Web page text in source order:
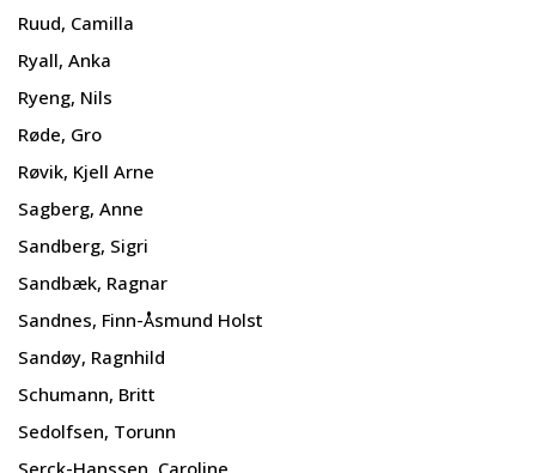
Ruud, Camilla
Ryall, Anka
Ryeng, Nils
Røde, Gro
Røvik, Kjell Arne
Sagberg, Anne
Sandberg, Sigri
Sandbæk, Ragnar
Sandnes, Finn-Åsmund Holst
Sandøy, Ragnhild
Schumann, Britt
Sedolfsen, Torunn
Serck-Hanssen, Caroline